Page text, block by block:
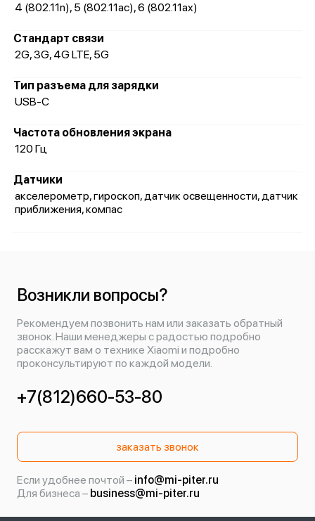
4 (802.11n), 5 (802.11ac), 6 (802.11ax)
Стандарт связи
2G, 3G, 4G LTE, 5G
Тип разъема для зарядки
USB-C
Частота обновления экрана
120 Гц
Датчики
акселерометр, гироскоп, датчик освещенности, датчик
приближения, компас
Возникли вопросы?
Рекомендуем позвонить нам или заказать обратный
звонок. Наши менеджеры с радостью подробно
расскажут вам о технике Xiaomi и подробно
проконсультируют по каждой модели.
+7(812)660-53-80
заказать звонок
Если удобнее почтой – info@mi-piter.ru
Для бизнеса – business@mi-piter.ru